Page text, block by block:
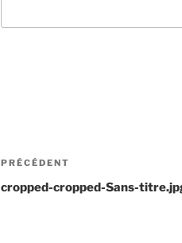
Navigation
de
Article
précédent
PRÉCÉDENT
cropped-cropped-Sans-